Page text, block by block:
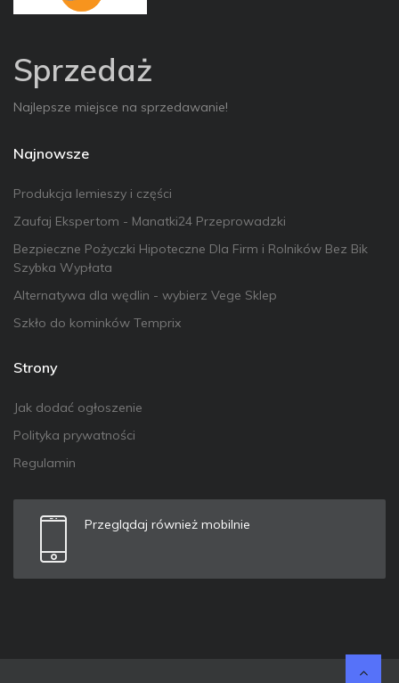
Sprzedaż
Najlepsze miejsce na sprzedawanie!
Najnowsze
Produkcja lemieszy i części
Zaufaj Ekspertom - Manatki24 Przeprowadzki
Bezpieczne Pożyczki Hipoteczne Dla Firm i Rolników Bez Bik
Szybka Wypłata
Alternatywa dla wędlin - wybierz Vege Sklep
Szkło do kominków Temprix
Strony
Jak dodać ogłoszenie
Polityka prywatności
Regulamin
Przeglądaj również mobilnie